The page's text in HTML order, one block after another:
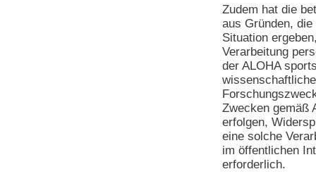
Zudem hat die
aus Gründen,
Situation
Verarbeitung
der ALOHA
Zwecken gemäß
erfolgen,
eine solche
im öffentlichen
erforderlich.